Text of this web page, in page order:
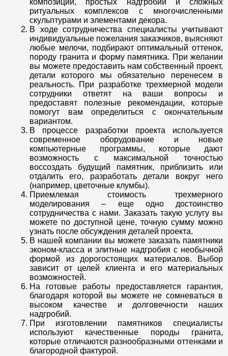
композиций, простых надгробий и сложных
ритуальных комплексов с многочисленными
скульптурами и элементами декора.
В ходе сотрудничества специалисты учитывают
индивидуальные пожелания заказчиков, выясняют
любые мелочи, подбирают оптимальный оттенок,
породу гранита и форму памятника. При желании
вы можете предоставить нам собственный проект,
детали которого мы обязательно перенесем в
реальность. При разработке трехмерной модели
сотрудники ответят на ваши вопросы и
предоставят полезные рекомендации, которые
помогут вам определиться с окончательным
вариантом.
В процессе разработки проекта используется
современное оборудование и новые
компьютерные программы, которые дают
возможность с максимальной точностью
воссоздать будущий памятник, приблизить или
отдалить его, разработать детали вокруг него
(например, цветочные клумбы).
Приемлемая стоимость трехмерного
моделирования – еще одно достоинство
сотрудничества с нами. Заказать такую услугу вы
можете по доступной цене, точную сумму можно
узнать после обсуждения деталей проекта.
В нашей компании вы можете заказать памятники
эконом-класса и элитные надгробия с необычной
формой из дорогостоящих материалов. Выбор
зависит от целей клиента и его материальных
возможностей.
На готовые работы предоставляется гарантия,
благодаря которой вы можете не сомневаться в
высоком качестве и долговечности наших
надгробий.
При изготовлении памятников специалисты
используют качественные породы гранита,
которые отличаются разнообразными оттенками и
благородной фактурой.